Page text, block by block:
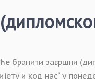
бранити завршни
и код нас“ у